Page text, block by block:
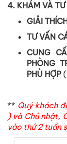
4. KHÁM VÀ
GIẢI
TƯ VẤN
CUNG
PHÒNG
PHÙ HỢP
** Quý khách
) và Chủ nhật,
vào thứ 2 tuần